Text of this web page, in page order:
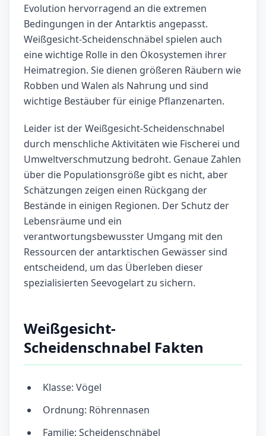
Evolution hervorragend an die extremen
Bedingungen in der Antarktis angepasst.
Weißgesicht-Scheidenschnäbel spielen auch
eine wichtige Rolle in den Ökosystemen ihrer
Heimatregion. Sie dienen größeren Räubern wie
Robben und Walen als Nahrung und sind
wichtige Bestäuber für einige Pflanzenarten.
Leider ist der Weißgesicht-Scheidenschnabel
durch menschliche Aktivitäten wie Fischerei und
Umweltverschmutzung bedroht. Genaue Zahlen
über die Populationsgröße gibt es nicht, aber
Schätzungen zeigen einen Rückgang der
Bestände in einigen Regionen. Der Schutz der
Lebensräume und ein
verantwortungsbewusster Umgang mit den
Ressourcen der antarktischen Gewässer sind
entscheidend, um das Überleben dieser
spezialisierten Seevogelart zu sichern.
Weißgesicht-
Scheidenschnabel Fakten
Klasse: Vögel
Ordnung: Röhrennasen
Familie: Scheidenschnäbel